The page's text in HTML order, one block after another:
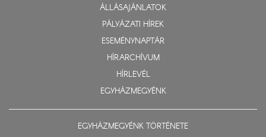
ÁLLÁSAJÁNLATOK
PÁLYÁZATI HÍREK
ESEMÉNYNAPTÁR
HÍRARCHÍVUM
HÍRLEVÉL
EGYHÁZMEGYÉNK
EGYHÁZMEGYÉNK TÖRTÉNETE